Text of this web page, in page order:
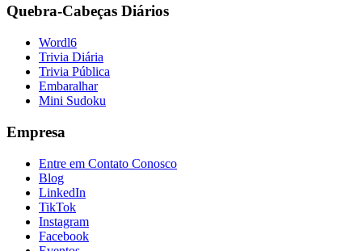
Quebra-Cabeças Diários
Wordl6
Trivia Diária
Trivia Pública
Embaralhar
Mini Sudoku
Empresa
Entre em Contato Conosco
Blog
LinkedIn
TikTok
Instagram
Facebook